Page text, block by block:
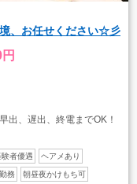
、お任せください☆彡
、遅出、終電までOK！
験者優遇 ヘアメあり
務 朝昼夜かけもち可